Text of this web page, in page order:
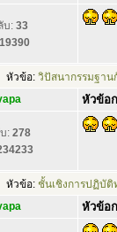
บ: 33
19390
หัวข้อ: วิปัสนากรรมฐาน
หัวข้อ
: 278
หัวข้อ: ชั้นเชิงการปฏิบัติ
หัวข้อ